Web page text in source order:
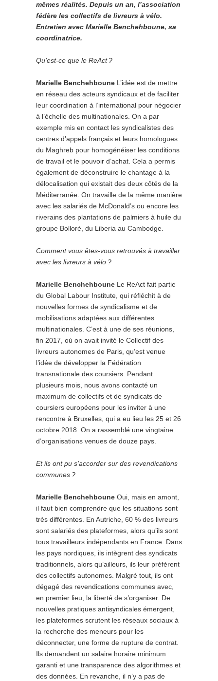
mêmes réalités. Depuis un an, l’association
fédère les collectifs de livreurs à vélo.
Entretien avec Marielle Benchehboune, sa
coordinatrice.
Qu’est-ce que le ReAct ?
Marielle Benchehboune L’idée est de mettre
en réseau des acteurs syndicaux et de faciliter
leur coordination à l’international pour négocier
à l’échelle des multinationales. On a par
exemple mis en contact les syndicalistes des
centres d’appels français et leurs homologues
du Maghreb pour homogénéiser les conditions
de travail et le pouvoir d’achat. Cela a permis
également de déconstruire le chantage à la
délocalisation qui existait des deux côtés de la
Méditerranée. On travaille de la même manière
avec les salariés de McDonald’s ou encore les
­riverains des plantations de palmiers à huile du
groupe Bolloré, du Liberia au Cambodge.
Comment vous êtes-vous retrouvés à travailler
avec les livreurs à vélo ?
Marielle Benchehboune Le ReAct fait partie
du Global Labour Institute, qui réfléchit à de
nouvelles formes de syndicalisme et de
mobilisations adaptées aux différentes
multinationales. C’est à une de ses réunions,
fin 2017, où on avait invité le Collectif des
livreurs autonomes de Paris, qu’est venue
l’idée de développer la Fédération
transnationale des coursiers. Pendant
plusieurs mois, nous avons contacté un
maximum de collectifs et de syndicats de
coursiers européens pour les inviter à une
rencontre à Bruxelles, qui a eu lieu les 25 et 26
octobre 2018. On a rassemblé une vingtaine
d’organisations venues de douze pays.
Et ils ont pu s’accorder sur des revendications
communes ?
Marielle Benchehboune Oui, mais en amont,
il faut bien comprendre que les situations sont
très différentes. En Autriche, 60 % des livreurs
sont salariés des plateformes, alors qu’ils sont
tous travailleurs indépendants en France. Dans
les pays nordiques, ils intègrent des syndicats
traditionnels, alors qu’ailleurs, ils leur préfèrent
des collectifs autonomes. Malgré tout, ils ont
dégagé des revendications communes avec,
en premier lieu, la liberté de s’organiser. De
nouvelles pratiques antisyndicales émergent,
les plateformes scrutent les réseaux sociaux à
la recherche des meneurs pour les
déconnecter, une forme de rupture de contrat.
Ils demandent un salaire horaire minimum
garanti et une transparence des algorithmes et
des données. En revanche, il n’y a pas de